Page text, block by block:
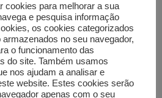
cookies para melhorar a sua
e pesquisa informação
os cookies categorizados
no seu navegador,
o funcionamento das
do site. Também usamos
nos ajudam a analisar e
website. Estes cookies serão
apenas com o seu